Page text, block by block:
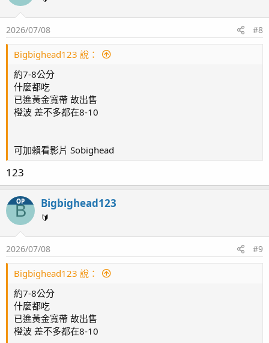
2026/07/08 #8
Bigbighead123 說：
約7-8公分
什麼都吃
已進黃金寬帶 故出售
橙波 差不多都在8-10
可加賴看影片 Sobighead
123
OP
B Bigbighead123
🔰
2026/07/08 #9
Bigbighead123 說：
約7-8公分
什麼都吃
已進黃金寬帶 故出售
橙波 差不多都在8-10